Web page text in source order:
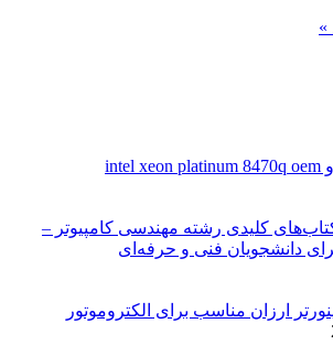
»
کلیدی رشته مهندسی کامپیوتر –
دانشجویان فنی و حرفه‌ای
ارزان مناسب برای الکتروموتور